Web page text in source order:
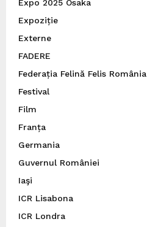
Expo 2025 Osaka
Expoziție
Externe
FADERE
Federația Felină Felis România
Festival
Film
Franța
Germania
Guvernul României
Iaşi
ICR Lisabona
ICR Londra